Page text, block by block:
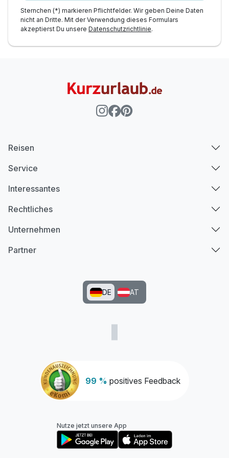
Sternchen (*) markieren Pflichtfelder. Wir geben Deine Daten
nicht an Dritte. Mit der Verwendung dieses Formulars
akzeptierst Du unsere Datenschutzrichtlinie.
99 % positives Feedback
Reisen
Service
Interessantes
Rechtliches
Unternehmen
Partner
DE AT
Nutze jetzt unsere App